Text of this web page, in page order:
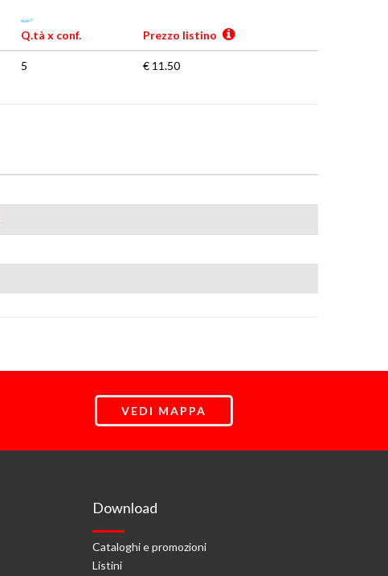
Q.tà x conf. Prezzo listino
5 € 11.50
VEDI MAPPA
Download
Cataloghi e promozioni
Listini